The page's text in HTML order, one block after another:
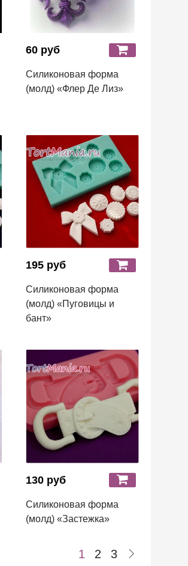
60 руб
Силиконовая форма
(молд) «Флер Де Лиз»
195 руб
Силиконовая форма
(молд) «Пуговицы и
бант»
130 руб
Силиконовая форма
(молд) «Застежка»
1 2 3